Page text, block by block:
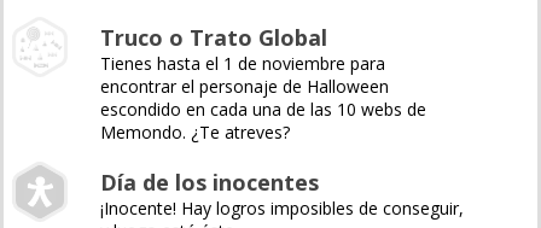
Truco o Trato Global
Tienes hasta el 1 de noviembre para
encontrar el personaje de Halloween
escondido en cada una de las 10 webs de
Memondo. ¿Te atreves?
Día de los inocentes
¡Inocente! Hay logros imposibles de conseguir,